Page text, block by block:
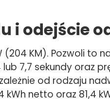
i odejście
(204 KM). Pozwoli to
7,7 sekundy oraz
od rodzaju
netto oraz 81,4